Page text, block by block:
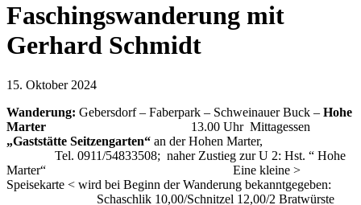
Faschingswanderung mit
Gerhard Schmidt
15. Oktober 2024
Wanderung: Gebersdorf – Faberpark – Schweinauer Buck – Hohe
Marter 13.00 Uhr Mittagessen
„Gaststätte Seitzengarten“ an der Hohen Marter,
Tel. 0911/54833508; naher Zustieg zur U 2: Hst. “ Hohe
Marter“ Eine kleine >
Speisekarte < wird bei Beginn der Wanderung bekanntgegeben:
Schaschlik 10,00/Schnitzel 12,00/2 Bratwürste